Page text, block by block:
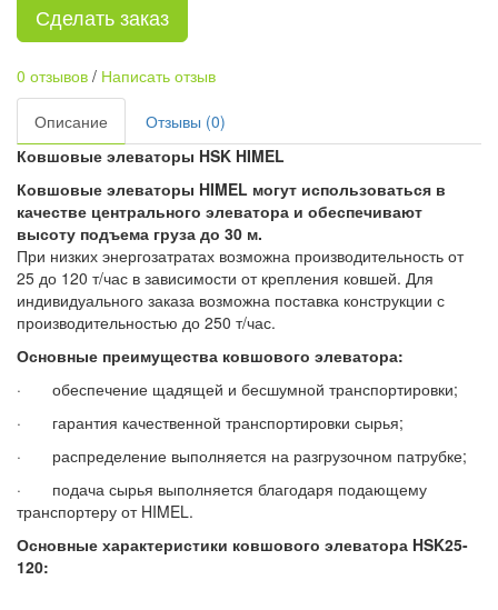
Сделать заказ
0 отзывов / Написать отзыв
Описание
Отзывы (0)
Ковшовые элеваторы HSK​ HIMEL
Ковшовые элеваторы HIMEL могут использоваться в
качестве центрального элеватора и обеспечивают
высоту подъема груза до 30 м.
При низких энергозатратах возможна производительность от
25 до 120 т/час в зависимости от крепления ковшей. Для
индивидуального заказа возможна поставка конструкции с
производительностью до 250 т/час.
Основные преимущества ковшового элеватора:
· обеспечение щадящей и бесшумной транспортировки;
· гарантия качественной транспортировки сырья;
· распределение выполняется на разгрузочном патрубке;
· подача сырья выполняется благодаря подающему
транспортеру от HIMEL.
Основные характеристики ковшового элеватора HSK25-
120: